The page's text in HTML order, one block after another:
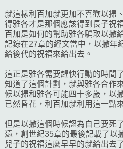
就這樣利百加就更加不喜歡以掃
得雅各才是那個應該得到長子祝
百加是如何的幫助雅各騙取以撒
記錄在27章的經文當中，以撒年
給後代的祝福來給出去。
這正是雅各需要趕快行動的時間
知道了這個計劃，就與雅各合作
候以掃和雅各可能四十多歲，以
已然昏花，利百加就利用這一點
但是以撒這個時候認為自己要死
遠，創世紀35章的最後記載了以
兒子的祝福這麼早早的就給出去